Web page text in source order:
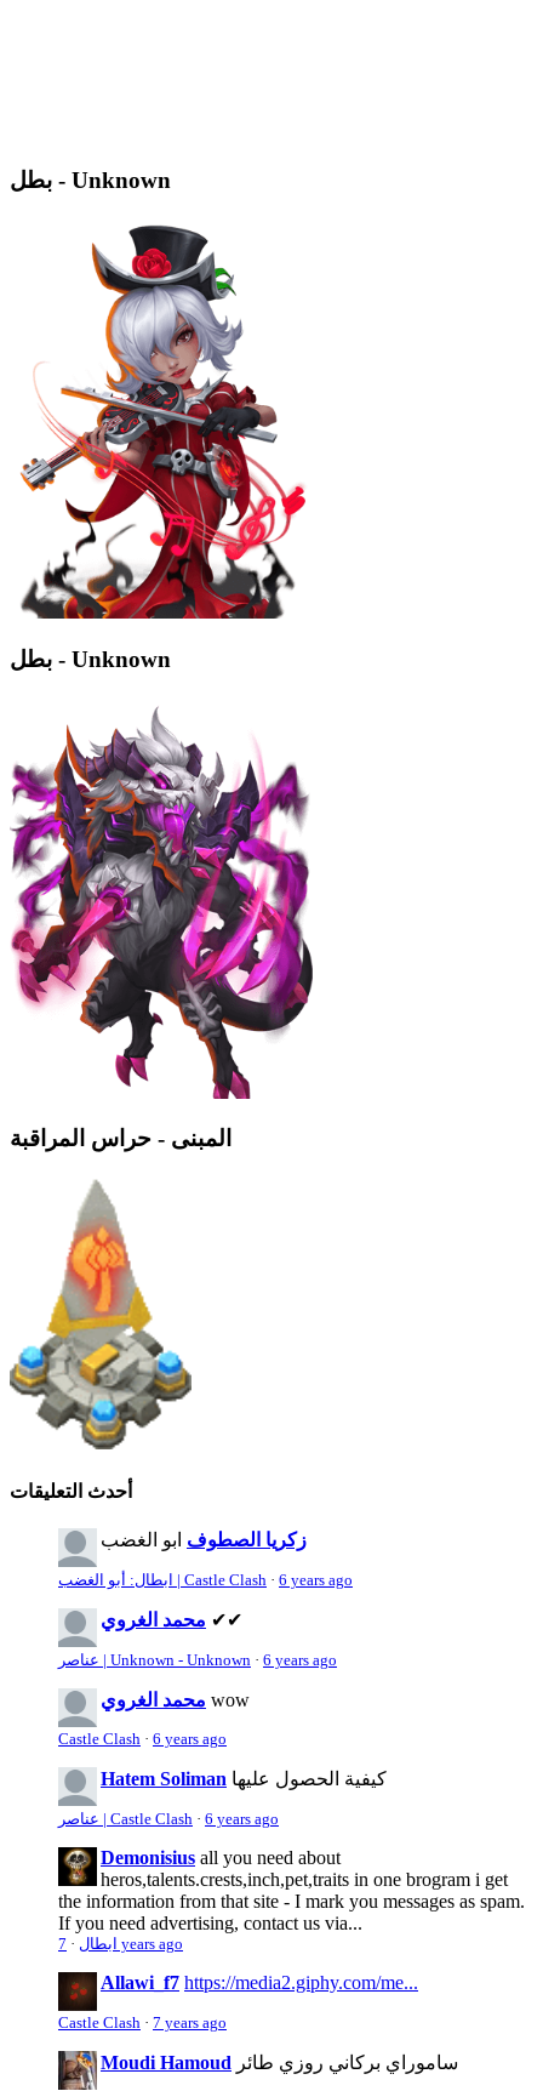
بطل - Unknown
بطل - Unknown
المبنى - حراس المراقبة
أحدث التعليقات
زكريا الصطوف ابو الغضب
ابطال: أبو الغضب | Castle Clash · 6 years ago
محمد الغروي ✔✔
عناصر | Unknown - Unknown · 6 years ago
محمد الغروي wow
Castle Clash · 6 years ago
Hatem Soliman كيفية الحصول عليها
عناصر | Castle Clash · 6 years ago
Demonisius all you need about
heros,talents.crests,inch,pet,traits in one brogram i get
the information from that site - I mark you messages as spam.
If you need advertising, contact us via...
ابطال · 7 years ago
Allawi_f7 https://media2.giphy.com/me...
Castle Clash · 7 years ago
Moudi Hamoud ساموراي بركاني روزي طائر